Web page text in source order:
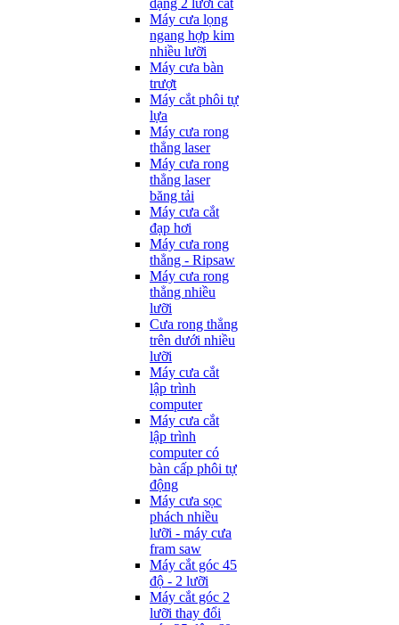
dạng 2 lưỡi cắt
Máy cưa lọng
ngang hợp kim
nhiều lưỡi
Máy cưa bàn
trượt
Máy cắt phôi tự
lựa
Máy cưa rong
thẳng laser
Máy cưa rong
thẳng laser
băng tải
Máy cưa cắt
đạp hơi
Máy cưa rong
thẳng - Ripsaw
Máy cưa rong
thẳng nhiều
lưỡi
Cưa rong thẳng
trên dưới nhiều
lưỡi
Máy cưa cắt
lập trình
computer
Máy cưa cắt
lập trình
computer có
bàn cấp phôi tự
động
Máy cưa sọc
phách nhiều
lưỡi - máy cưa
fram saw
Máy cắt góc 45
độ - 2 lưỡi
Máy cắt góc 2
lưỡi thay đổi